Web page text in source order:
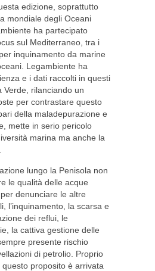
edizione, soprattutto
mondiale degli Oceani
ha partecipato
sul Mediterraneo, tra i
inquinamento da marine
Legambiente ha
e i dati raccolti in questi
Verde, rilanciando un
per contrastare questo
della maladepurazione e
mette in serio pericolo
marina ma anche la
lungo la Penisola non
le qualità delle acque
denunciare le altre
l’inquinamento, la scarsa e
dei reflui, le
la cattiva gestione delle
presente rischio
di petrolio. Proprio
proposito è arrivata